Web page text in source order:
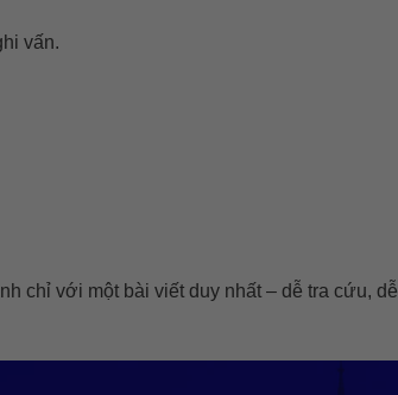
vấn.
chỉ với một bài viết duy nhất – dễ tra cứu, dễ